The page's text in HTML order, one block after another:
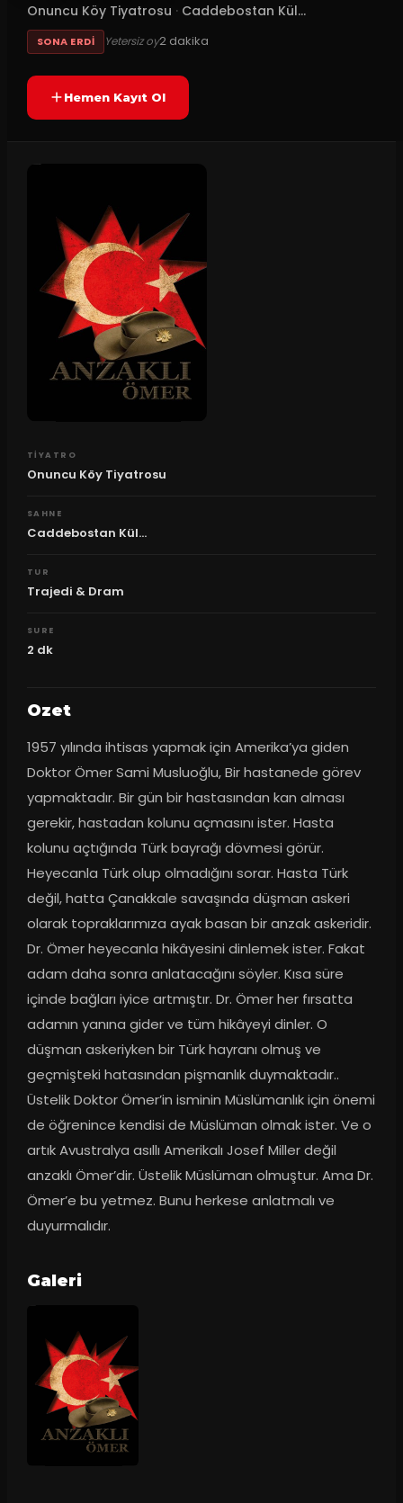
Onuncu Köy Tiyatrosu · Caddebostan Kül...
SONA ERDI Yetersiz oy2 dakika
Hemen Kayıt Ol
TIYATRO
Onuncu Köy Tiyatrosu
SAHNE
Caddebostan Kül...
TUR
Trajedi & Dram
SURE
2 dk
Ozet
1957 yılında ihtisas yapmak için Amerika’ya giden
Doktor Ömer Sami Musluoğlu, Bir hastanede görev
yapmaktadır. Bir gün bir hastasından kan alması
gerekir, hastadan kolunu açmasını ister. Hasta
kolunu açtığında Türk bayrağı dövmesi görür.
Heyecanla Türk olup olmadığını sorar. Hasta Türk
değil, hatta Çanakkale savaşında düşman askeri
olarak topraklarımıza ayak basan bir anzak askeridir.
Dr. Ömer heyecanla hikâyesini dinlemek ister. Fakat
adam daha sonra anlatacağını söyler. Kısa süre
içinde bağları iyice artmıştır. Dr. Ömer her fırsatta
adamın yanına gider ve tüm hikâyeyi dinler. O
düşman askeriyken bir Türk hayranı olmuş ve
geçmişteki hatasından pişmanlık duymaktadır..
Üstelik Doktor Ömer’in isminin Müslümanlık için önemi
de öğrenince kendisi de Müslüman olmak ister. Ve o
artık Avustralya asıllı Amerikalı Josef Miller değil
anzaklı Ömer’dir. Üstelik Müslüman olmuştur. Ama Dr.
Ömer’e bu yetmez. Bunu herkese anlatmalı ve
duyurmalıdır.
Galeri